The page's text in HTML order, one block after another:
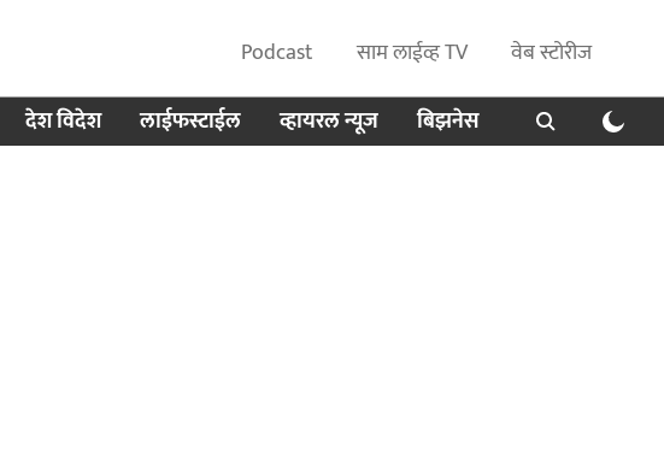
Podcast साम लाईव्ह TV
वेब स्टोरीज
देश विदेश लाईफस्टाईल व्हायरल न्यूज बिझनेस